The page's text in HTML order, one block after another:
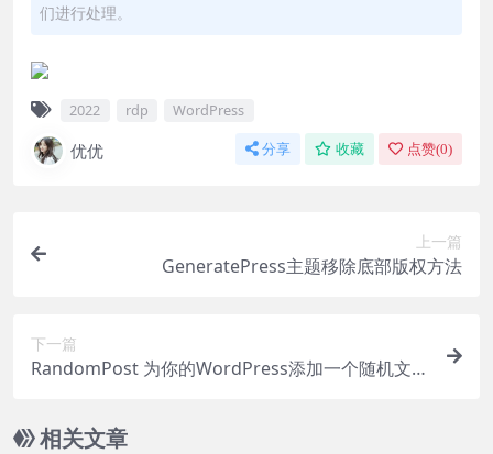
们进行处理。
2022 rdp WordPress
优优 分享 收藏 点赞(0)
上一篇
GeneratePress主题移除底部版权方法
下一篇
RandomPost 为你的WordPress添加一个随机文章
相关文章